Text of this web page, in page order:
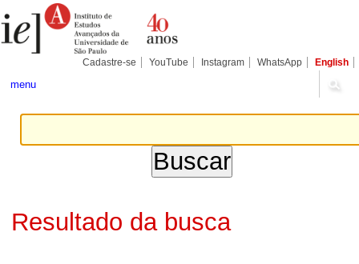
para
conteúdo.
Pessoais
Cadastre-se YouTube Instagram WhatsApp English
menu
Resultado da busca